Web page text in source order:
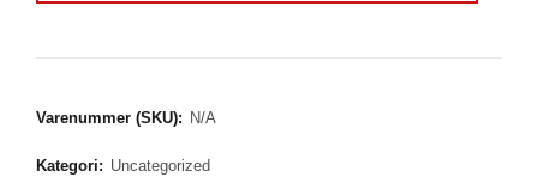
Varenummer (SKU): N/A
Kategori: Uncategorized